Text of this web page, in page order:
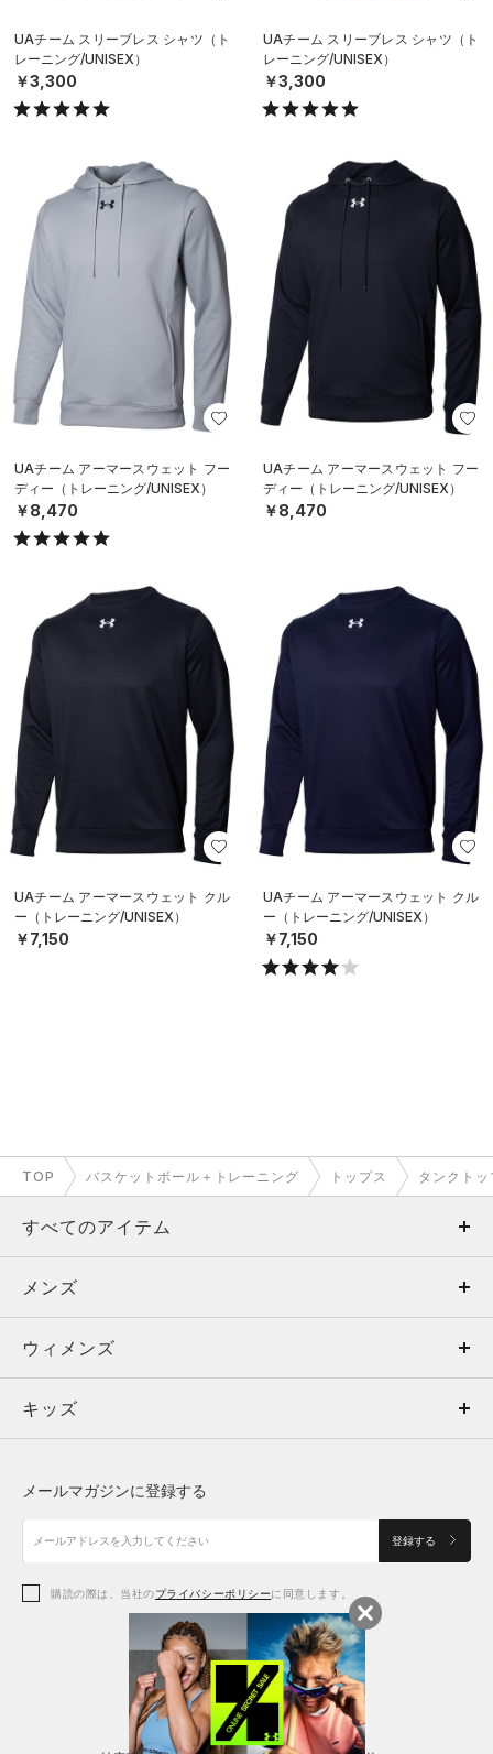
UAチーム スリーブレス シャツ（ト
レーニング/UNISEX）
￥3,300
UAチーム スリーブレス シャツ（ト
レーニング/UNISEX）
￥3,300
UAチーム アーマースウェット フー
ディー（トレーニング/UNISEX）
￥8,470
UAチーム アーマースウェット フー
ディー（トレーニング/UNISEX）
￥8,470
UAチーム アーマースウェット クル
ー（トレーニング/UNISEX）
￥7,150
UAチーム アーマースウェット クル
ー（トレーニング/UNISEX）
￥7,150
TOP バスケットボール＋トレーニング トップス タンクト
すべてのアイテム
メンズ
ウィメンズ
キッズ
アクセサリー
メンズ
トップス
ボトムス
アクセサリー
ウィメンズ
トップス
シューズ
アクセサリー
レギンス＆タイツ
キッズ
シューズ
メールマガジンに登録する
登録する
購読の際は、当社のプライバシーポリシーに同意します。